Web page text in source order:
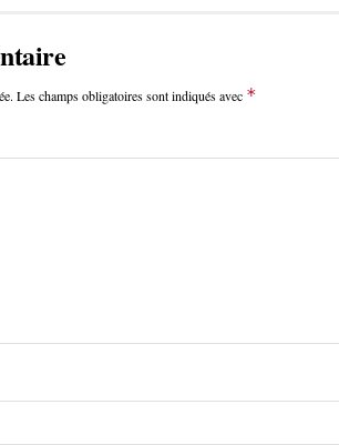
Les champs obligatoires sont indiqués avec *